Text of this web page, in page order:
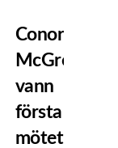
Conor
McGregor
vann
första
mötet